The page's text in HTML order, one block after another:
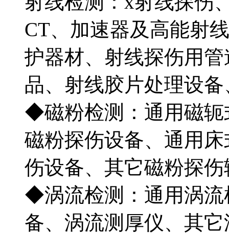
CT、加速器及高能射
护器材、射线探伤用
品、射线胶片处理设
◆磁粉检测：通用磁轭
磁粉探伤设备、通用
伤设备、其它磁粉探
◆涡流检测：通用涡流
备、涡流测厚仪、其